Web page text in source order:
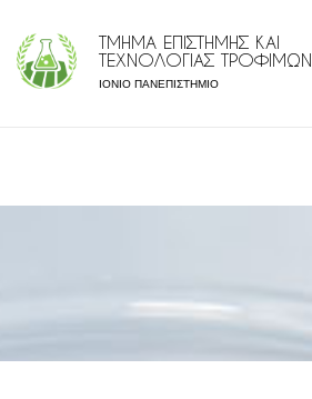
ΤΜΗΜΑ ΕΠΙΣΤΗΜΗΣ ΚΑΙ
ΤΕΧΝΟΛΟΓΙΑΣ ΤΡΟΦΙΜΩΝ
ΙΟΝΙΟ ΠΑΝΕΠΙΣΤΗΜΙΟ